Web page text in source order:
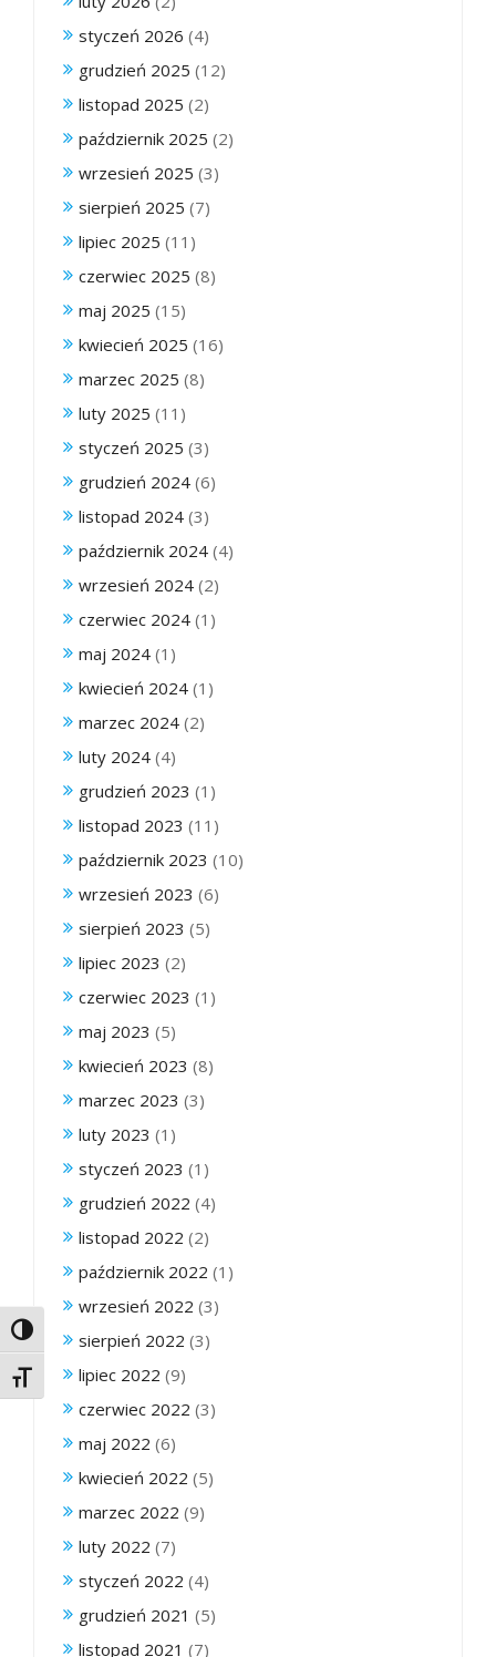
Toggle High Contrast
Toggle Font size
styczeń 2026 (4)
grudzień 2025 (12)
listopad 2025 (2)
październik 2025 (2)
wrzesień 2025 (3)
sierpień 2025 (7)
lipiec 2025 (11)
czerwiec 2025 (8)
maj 2025 (15)
kwiecień 2025 (16)
marzec 2025 (8)
luty 2025 (11)
styczeń 2025 (3)
grudzień 2024 (6)
listopad 2024 (3)
październik 2024 (4)
wrzesień 2024 (2)
czerwiec 2024 (1)
maj 2024 (1)
kwiecień 2024 (1)
marzec 2024 (2)
luty 2024 (4)
grudzień 2023 (1)
listopad 2023 (11)
październik 2023 (10)
wrzesień 2023 (6)
sierpień 2023 (5)
lipiec 2023 (2)
czerwiec 2023 (1)
maj 2023 (5)
kwiecień 2023 (8)
marzec 2023 (3)
luty 2023 (1)
styczeń 2023 (1)
grudzień 2022 (4)
listopad 2022 (2)
październik 2022 (1)
wrzesień 2022 (3)
sierpień 2022 (3)
lipiec 2022 (9)
czerwiec 2022 (3)
maj 2022 (6)
kwiecień 2022 (5)
marzec 2022 (9)
luty 2022 (7)
styczeń 2022 (4)
grudzień 2021 (5)
listopad 2021 (7)